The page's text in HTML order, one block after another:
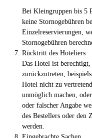
Bei Kleingruppen bis 5
keine Stornogebühren
Einzelreservierungen,
Stornogebühren
Rücktritt des Hoteliers
Das Hotel ist
zurückzutreten,
Hotel nicht zu
unmöglich machen,
oder falscher Angabe
des Bestellers oder den
werden.